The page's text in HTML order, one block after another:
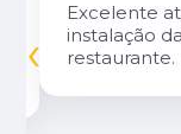
Excelente
instalação
restaurante.
‹